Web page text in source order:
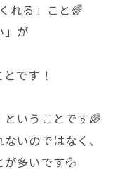
れる」こと🌈
」が
です！
ということです🌈
いのではなく、
多いです💦